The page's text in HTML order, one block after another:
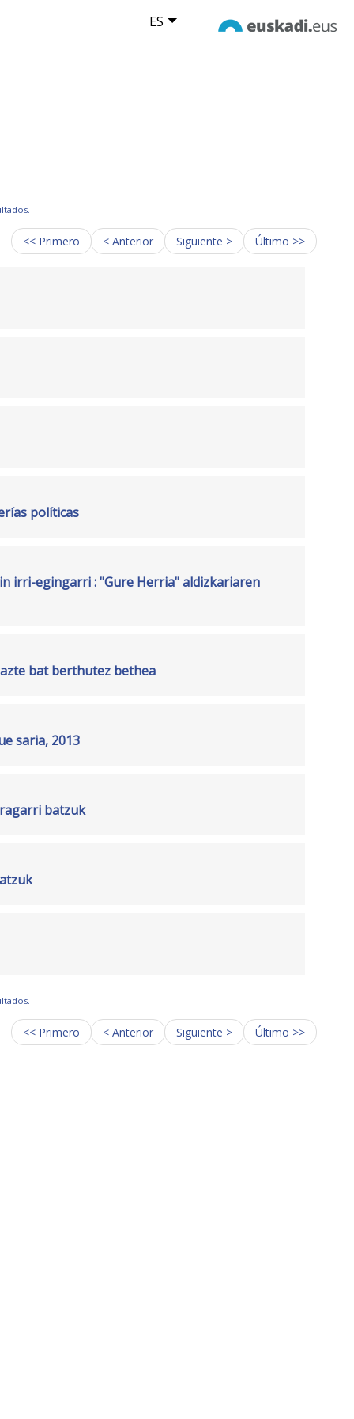
ES
<< Primero < Anterior Siguiente > Último >>
políticas
irri-egingarri : "Gure Herria" aldizkariaren
bat berthutez bethea
saria, 2013
batzuk
<< Primero < Anterior Siguiente > Último >>